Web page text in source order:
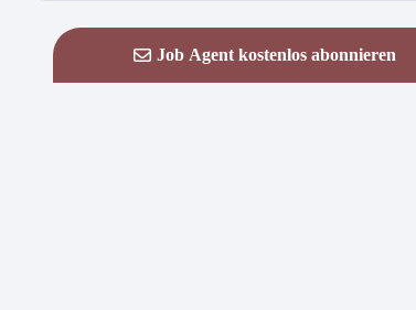
Job Agent kostenlos abonnieren